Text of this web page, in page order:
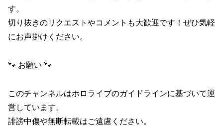
す。
切り抜きのリクエストやコメントも大歓迎です！ぜひ気軽
にお声掛けください。
🐾 お願い 🐾
このチャンネルはホロライブのガイドラインに基づいて運
営しています。
誹謗中傷や無断転載はご遠慮ください。